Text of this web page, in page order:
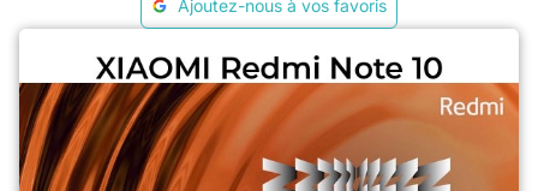
Ajoutez-nous à vos favoris